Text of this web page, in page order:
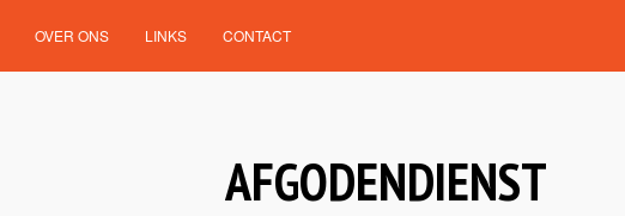
OVER ONS LINKS CONTACT
AFGODENDIENST